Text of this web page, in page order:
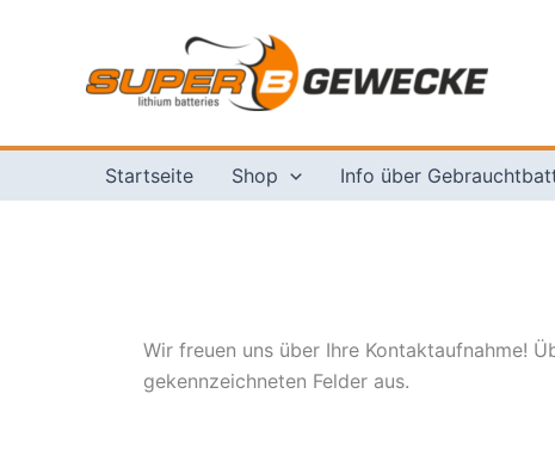
Startseite Shop Info über
Wir freuen uns über Ihre Kontaktaufnahme!
gekennzeichneten Felder aus.